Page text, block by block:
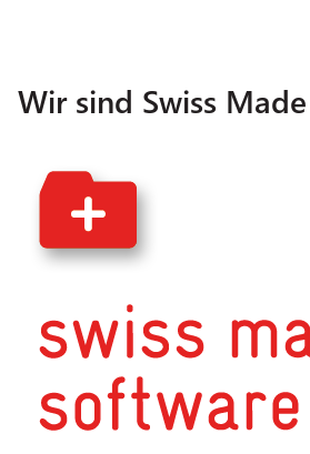
Wir sind Swiss Made